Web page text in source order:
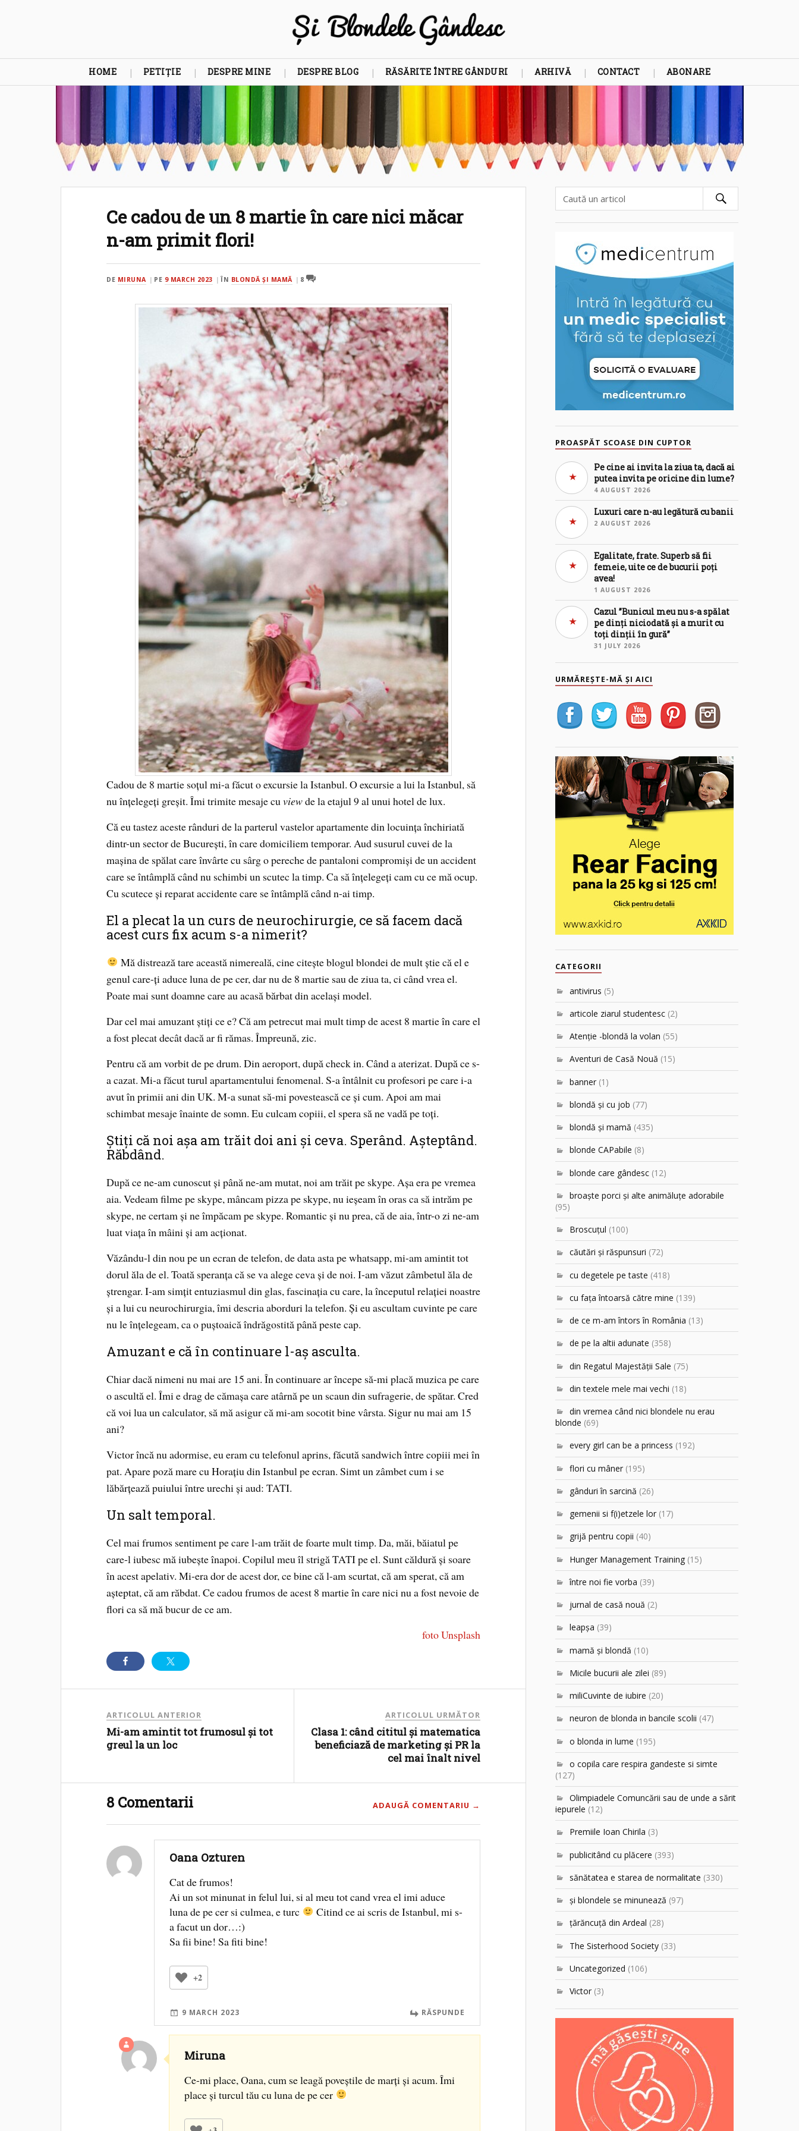
HOME PETIȚIE DESPRE MINE DESPRE BLOG RĂSĂRITE ÎNTRE GÂNDURI ARHIVĂ CONTACT ABONARE
Ce cadou de un 8 martie în care nici măcar
n-am primit flori!
DE MIRUNA PE 9 MARCH 2023 ÎN BLONDĂ ŞI MAMĂ 8
Cadou de 8 martie soțul mi-a făcut o excursie la Istanbul. O excursie a lui la Istanbul, să
nu înțelegeți greșit. Îmi trimite mesaje cuviewde la etajul 9 al unui hotel de lux.
Că eu tastez aceste rânduri de la parterul vastelor apartamente din locuința închiriată
dintr-un sector de București, în care domiciliem temporar. Aud susurul cuvei de la
mașina de spălat care învârte cu sârg o pereche de pantaloni compromiși de un accident
care se întâmplă când nu schimbi un scutec la timp. Ca să înțelegeți cam cu ce mă ocup.
Cu scutece și reparat accidente care se întâmplă când n-ai timp.
El a plecat la un curs de neurochirurgie, ce să facem dacă
acest curs fix acum s-a nimerit?
Mă distrează tare această nimereală, cine citește blogul blondei de mult știe că el e
genul care-ți aduce luna de pe cer, dar nu de 8 martie sau de ziua ta, ci când vrea el.
Poate mai sunt doamne care au acasă bărbat din același model.
Dar cel mai amuzant știți ce e? Că am petrecut mai mult timp de acest 8 martie în care el
a fost plecat decât dacă ar fi rămas. Împreună, zic.
Pentru că am vorbit de pe drum. Din aeroport, după check in. Când a aterizat. După ce s-
a cazat. Mi-a făcut turul apartamentului fenomenal. S-a întâlnit cu profesori pe care i-a
avut în primii ani din UK. M-a sunat să-mi povestească ce și cum. Apoi am mai
schimbat mesaje înainte de somn. Eu culcam copiii, el spera să ne vadă pe toți.
Știți că noi așa am trăit doi ani și ceva. Sperând. Așteptând.
Răbdând.
După ce ne-am cunoscut și până ne-am mutat, noi am trăit pe skype. Așa era pe vremea
aia. Vedeam filme pe skype, mâncam pizza pe skype, nu ieșeam în oras ca să intrăm pe
skype, ne certam și ne împăcam pe skype. Romantic și nu prea, că de aia, într-o zi ne-am
luat viața în mâini și am acționat.
Văzându-l din nou pe un ecran de telefon, de data asta pe whatsapp, mi-am amintit tot
dorul ăla de el. Toată speranța că se va alege ceva și de noi. I-am văzut zâmbetul ăla de
ștrengar. I-am simțit entuziasmul din glas, fascinația cu care, la începutul relației noastre
și a lui cu neurochirurgia, îmi descria aborduri la telefon. Și eu ascultam cuvinte pe care
nu le înțelegeam, ca o puștoaică îndrăgostită până peste cap.
Amuzant e că în continuare l-aș asculta.
Chiar dacă nimeni nu mai are 15 ani. În continuare ar începe să-mi placă muzica pe care
o ascultă el. Îmi e drag de cămașa care atârnă pe un scaun din sufragerie, de spătar. Cred
că voi lua un calculator, să mă asigur că mi-am socotit bine vârsta. Sigur nu mai am 15
ani?
Victor încă nu adormise, eu eram cu telefonul aprins, făcută sandwich între copiii mei în
pat. Apare poză mare cu Horațiu din Istanbul pe ecran. Simt un zâmbet cum i se
lăbărțează puiului între urechi și aud: TATI.
Un salt temporal.
Cel mai frumos sentiment pe care l-am trăit de foarte mult timp. Da, măi, băiatul pe
care-l iubesc mă iubește înapoi. Copilul meu îl strigă TATI pe el. Sunt căldură și soare
în acest apelativ. Mi-era dor de acest dor, ce bine că l-am scurtat, că am sperat, că am
așteptat, că am răbdat. Ce cadou frumos de acest 8 martie în care nici nu a fost nevoie de
flori ca să mă bucur de ce am.
foto Unsplash
ARTICOLUL ANTERIOR
Mi-am amintit tot frumosul și tot
greul la un loc
ARTICOLUL URMĂTOR
Clasa 1: când cititul și matematica
beneficiază de marketing și PR la
cel mai înalt nivel
8 Comentarii ADAUGĂ COMENTARIU →
Oana Ozturen
Cat de frumos!
Ai un sot minunat in felul lui, si al meu tot cand vrea el imi aduce
luna de pe cer si culmea, e turc
Citind ce ai scris de Istanbul, mi s-
a facut un dor…:)
Sa fii bine! Sa fiti bine!
+2
9 MARCH 2023 RĂSPUNDE
Miruna
Ce-mi place, Oana, cum se leagă poveștile de marți și acum. Îmi
place și turcul tău cu luna de pe cer
PROASPĂT SCOASE DIN CUPTOR
Pe cine ai invita la ziua ta, dacă ai
putea invita pe oricine din lume?
4 AUGUST 2026
Luxuri care n-au legătură cu banii
2 AUGUST 2026
Egalitate, frate. Superb să fii
femeie, uite ce de bucurii poți
avea!
1 AUGUST 2026
Cazul ”Bunicul meu nu s-a spălat
pe dinți niciodată și a murit cu
toți dinții în gură”
31 JULY 2026
URMĂREȘTE-MĂ ȘI AICI
CATEGORII
antivirus (5)
articole ziarul studentesc (2)
Atenţie -blondă la volan (55)
Aventuri de Casă Nouă (15)
banner (1)
blondă şi cu job (77)
blondă şi mamă (435)
blonde CAPabile (8)
blonde care gândesc (12)
broaşte porci şi alte animăluţe adorabile
(95)
Broscuțul (100)
căutări şi răspunsuri (72)
cu degetele pe taste (418)
cu faţa întoarsă către mine (139)
de ce m-am întors în România (13)
de pe la altii adunate (358)
din Regatul Majestăţii Sale (75)
din textele mele mai vechi (18)
din vremea când nici blondele nu erau
blonde (69)
every girl can be a princess (192)
flori cu mâner (195)
gânduri în sarcină (26)
gemenii si f(i)etzele lor (17)
grijă pentru copii (40)
Hunger Management Training (15)
între noi fie vorba (39)
jurnal de casă nouă (2)
leapşa (39)
mamă şi blondă (10)
Micile bucurii ale zilei (89)
miliCuvinte de iubire (20)
neuron de blonda in bancile scolii (47)
o blonda in lume (195)
o copila care respira gandeste si simte
(127)
Olimpiadele Comuncării sau de unde a sărit
iepurele (12)
Premiile Ioan Chirila (3)
publicitând cu plăcere (393)
sănătatea e starea de normalitate (330)
şi blondele se minunează (97)
ţărăncuţă din Ardeal (28)
The Sisterhood Society (33)
Uncategorized (106)
Victor (3)